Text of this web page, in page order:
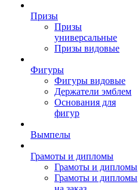
Призы
Призы
универсальные
Призы видовые
Фигуры
Фигуры видовые
Держатели эмблем
Основания для
фигур
Вымпелы
Грамоты и дипломы
Грамоты и дипломы
Грамоты и дипломы